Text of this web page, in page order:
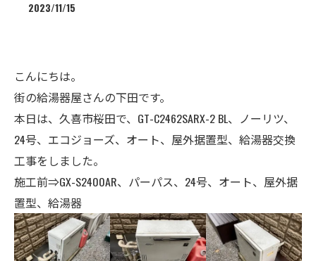
2023/11/15
こんにちは。
街の給湯器屋さんの下田です。
本日は、久喜市桜田で、GT-C2462SARX-2 BL、ノーリツ、
24号、エコジョーズ、オート、屋外据置型、給湯器交換
工事をしました。
施工前⇒GX-S2400AR、パーパス、24号、オート、屋外据
置型、給湯器